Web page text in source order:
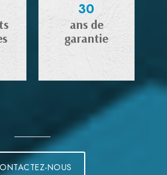
30
ans de
garantie
CONTACTEZ-NOUS